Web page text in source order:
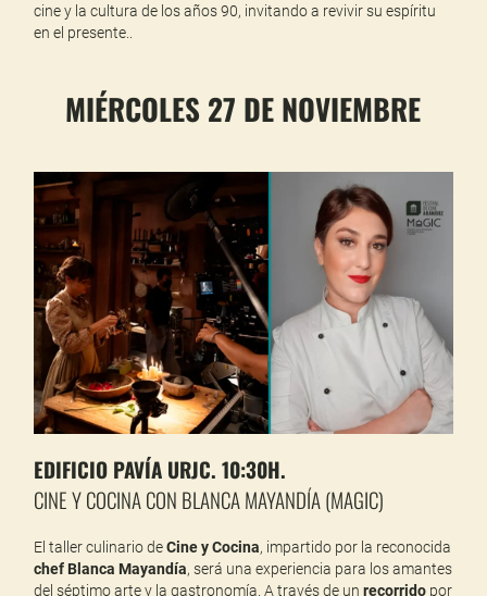
cine y la cultura de los años 90, invitando a revivir su espíritu
en el presente..
MIÉRCOLES 27 DE NOVIEMBRE
EDIFICIO PAVÍA URJC. 10:30H.
CINE Y COCINA CON BLANCA MAYANDÍA (MAGIC)
El taller culinario deCine y Cocina, impartido por la reconocida
chef Blanca Mayandía, será una experiencia para los amantes
del séptimo arte y la gastronomía. A través de unrecorrido por